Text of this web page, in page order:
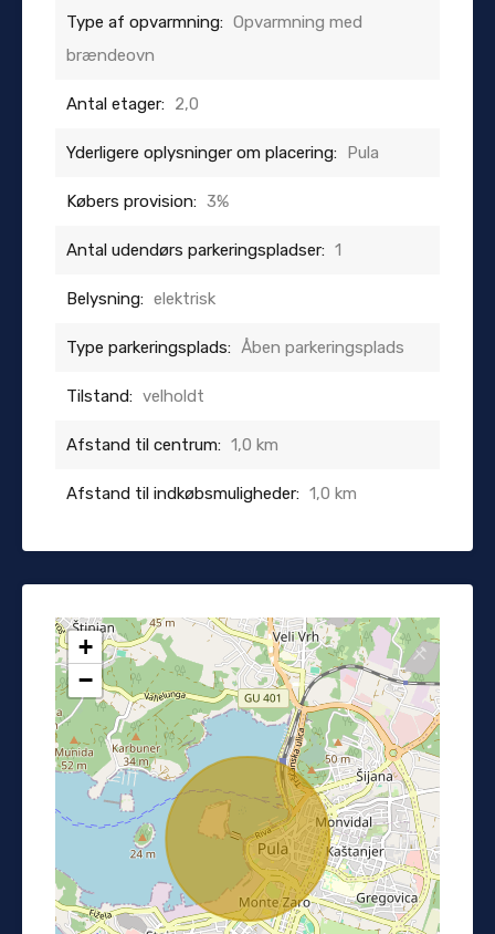
Type af opvarmning: Opvarmning med
brændeovn
Antal etager: 2,0
Yderligere oplysninger om placering: Pula
Købers provision: 3%
Antal udendørs parkeringspladser: 1
Belysning: elektrisk
Type parkeringsplads: Åben parkeringsplads
Tilstand: velholdt
Afstand til centrum: 1,0 km
Afstand til indkøbsmuligheder: 1,0 km
+
−